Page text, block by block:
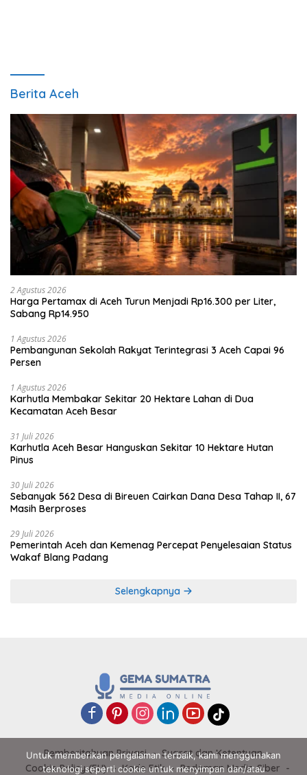
Berita Aceh
2 Agustus 2026
Harga Pertamax di Aceh Turun Menjadi Rp16.300 per Liter,
Sabang Rp14.950
1 Agustus 2026
Pembangunan Sekolah Rakyat Terintegrasi 3 Aceh Capai 96
Persen
1 Agustus 2026
Karhutla Membakar Sekitar 20 Hektare Lahan di Dua
Kecamatan Aceh Besar
31 Juli 2026
Karhutla Aceh Besar Hanguskan Sekitar 10 Hektare Hutan
Pinus
30 Juli 2026
Sebanyak 562 Desa di Bireuen Cairkan Dana Desa Tahap II, 67
Masih Berproses
29 Juli 2026
Pemerintah Aceh dan Kemenag Percepat Penyelesaian Status
Wakaf Blang Padang
Selengkapnya
Pemberitahuan Privasi
Syarat dan Ketentuan
Cookie Policy (EU)
Kode Etik Pedoman Media Siber
Untuk memberikan pengalaman terbaik, kami menggunakan
teknologi seperti cookie untuk menyimpan dan/atau